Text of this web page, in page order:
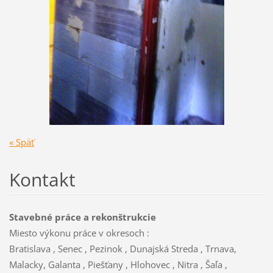
« Späť
Kontakt
Stavebné práce a rekonštrukcie
Miesto výkonu práce v okresoch :
Bratislava , Senec , Pezinok , Dunajská Streda , Trnava,
Malacky, Galanta , Piešťany , Hlohovec , Nitra , Šaľa ,